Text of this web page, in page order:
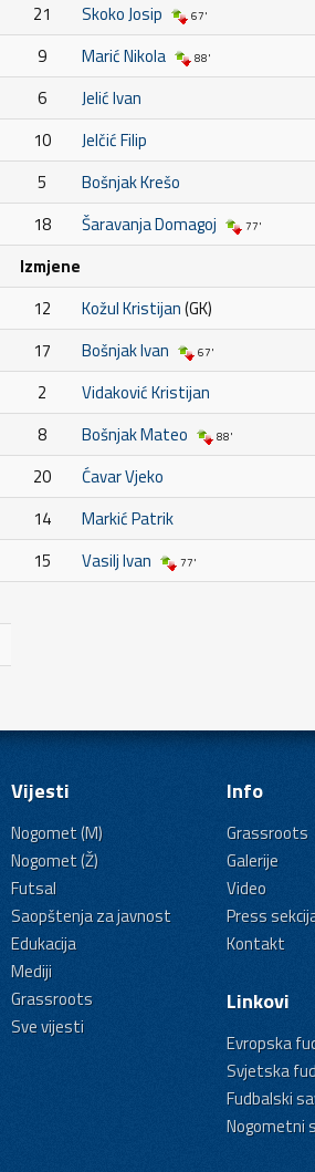
21
Skoko Josip 67'
9 Marić Nikola 88'
6
Jelić Ivan
10
Jelčić Filip
5
Bošnjak Krešo
18
Šaravanja Domagoj 77'
Izmjene
12
Kožul Kristijan(GK)
17
Bošnjak Ivan 67'
2
Vidaković Kristijan
8
Bošnjak Mateo 88'
20
Ćavar Vjeko
14
Markić Patrik
15
Vasilj Ivan 77'
Vijesti
Nogomet (M)
Nogomet (Ž)
Futsal
Saopštenja za javnost
Edukacija
Mediji
Grassroots
Sve vijesti
Info
Grassroots
Galerije
Video
Press
Kontakt
Linkovi
Evropska
Svjetska
Fudbalski
Nogometni